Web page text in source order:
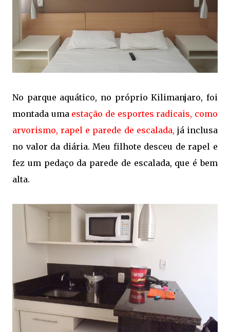
No parque aquático, no próprio Kilimanjaro, foi
montada uma estação de esportes radicais, como
arvorismo, rapel e parede de escalada, já inclusa
no valor da diária. Meu filhote desceu de rapel e
fez um pedaço da parede de escalada, que é bem
alta.